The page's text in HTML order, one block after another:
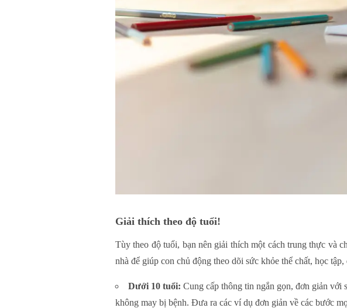
Giải thích theo độ tuổi!
Tùy theo độ tuổi, bạn nên giải thích một cách trung thực và
nhà để giúp con chủ động theo dõi sức khỏe thể chất, học
Dưới 10 tuổi: Cung cấp thông tin ngắn gọn, đơn giản với
không may bị bệnh. Đưa ra các ví dụ đơn giản về các bước